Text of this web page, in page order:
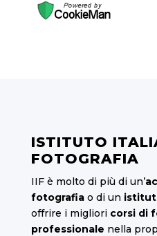
ISTITUTO
FOTOGRAFIA
IIF è molto di più di un’
fotografiao di un
offrire i migliori corsi di
professionale nella